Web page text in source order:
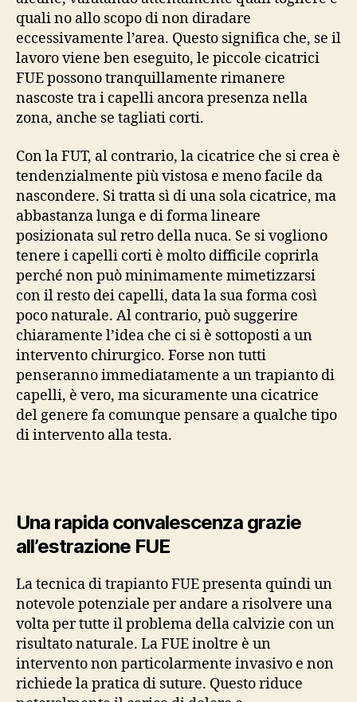
quali no allo scopo di non diradare
eccessivamente l’area. Questo significa che, se il
lavoro viene ben eseguito, le piccole cicatrici
FUE possono tranquillamente rimanere
nascoste tra i capelli ancora presenza nella
zona, anche se tagliati corti.
Con la FUT, al contrario, la cicatrice che si crea è
tendenzialmente più vistosa e meno facile da
nascondere. Si tratta sì di una sola cicatrice, ma
abbastanza lunga e di forma lineare
posizionata sul retro della nuca. Se si vogliono
tenere i capelli corti è molto difficile coprirla
perché non può minimamente mimetizzarsi
con il resto dei capelli, data la sua forma così
poco naturale. Al contrario, può suggerire
chiaramente l’idea che ci si è sottoposti a un
intervento chirurgico. Forse non tutti
penseranno immediatamente a un trapianto di
capelli, è vero, ma sicuramente una cicatrice
del genere fa comunque pensare a qualche tipo
di intervento alla testa.
Una rapida convalescenza grazie
all’estrazione FUE
La tecnica di trapianto FUE presenta quindi un
notevole potenziale per andare a risolvere una
volta per tutte il problema della calvizie con un
risultato naturale. La FUE inoltre è un
intervento non particolarmente invasivo e non
richiede la pratica di suture. Questo riduce